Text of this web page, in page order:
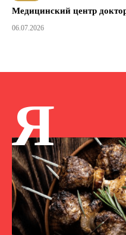
Медицинский центр
06.07.2026
Я